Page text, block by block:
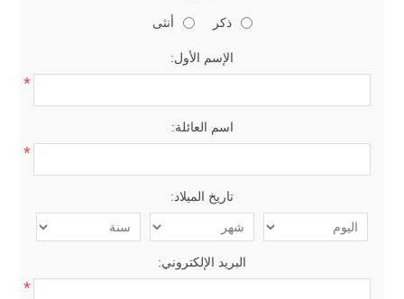
ذكر أنثى
الإسم الأول:
*
اسم العائلة:
*
تاريخ الميلاد:
البريد الإلكتروني:
*